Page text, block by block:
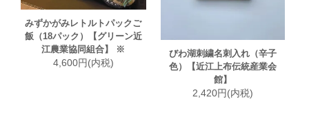
みずかがみレトルトパックご
飯（18パック）【グリーン近
江農業協同組合】 ※
4,600円(内税)
びわ湖刺繍名刺入れ（辛子
色）【近江上布伝統産業会
館】
2,420円(内税)